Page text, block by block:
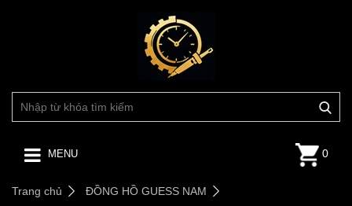
MENU 0
Trang chủ ĐỒNG HỒ GUESS NAM